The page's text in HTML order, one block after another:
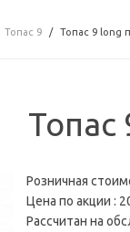
Топас 9 Топас 9 long
Топас
Розничная
Цена по акции :
Рассчитан на